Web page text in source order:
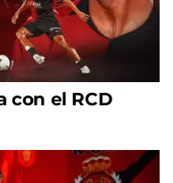
con el RCD